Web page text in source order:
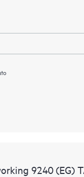
9240 (EG)